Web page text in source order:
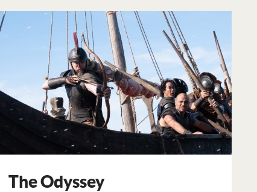
The Odyssey